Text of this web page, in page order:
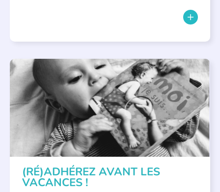
APPEL À SOUTIEN
(RÉ)ADHÉREZ AVANT LES
VACANCES !